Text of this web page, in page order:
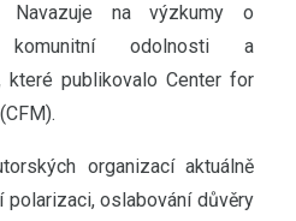
Navazuje na výzkumy o
komunitní odolnosti a
které publikovalo Center for
organizací aktuálně
oslabování důvěry